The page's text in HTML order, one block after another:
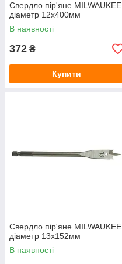
Свердло пір'яне MILWAUKEE,
діаметр 12x400мм
В наявності
372 ₴
Купити
Свердло пір'яне MILWAUKEE,
діаметр 13x152мм
В наявності